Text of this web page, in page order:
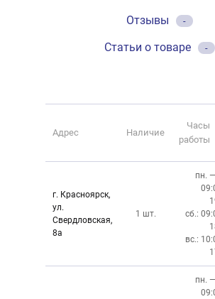
Отзывы
-
Статьи о товаре -
Адрес Наличие
Часы
работы
г. Красноярск,
ул.
Свердловская,
8а
1 шт.
пн.
сб.:
вс.:
пн.